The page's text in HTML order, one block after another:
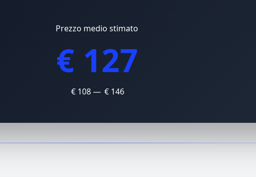
Prezzo medio stimato
€ 127
€ 108 — € 146